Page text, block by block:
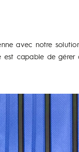
avec notre
est capable de gérer